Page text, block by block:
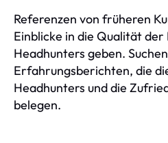
Referenzen von früheren
Einblicke in die Qualität
Headhunters geben.
Erfahrungsberichten, die
Headhunters und die
belegen.